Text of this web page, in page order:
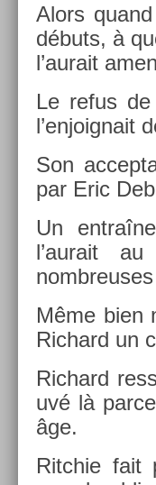
Alors
débuts, à
l’aurait
Le refus
l’en­joig­nait
Son
par Eric
Un
l’aurait
Même bien
Ric­hard un
Ric­hard
uvé là
âge.
Ritchie fait